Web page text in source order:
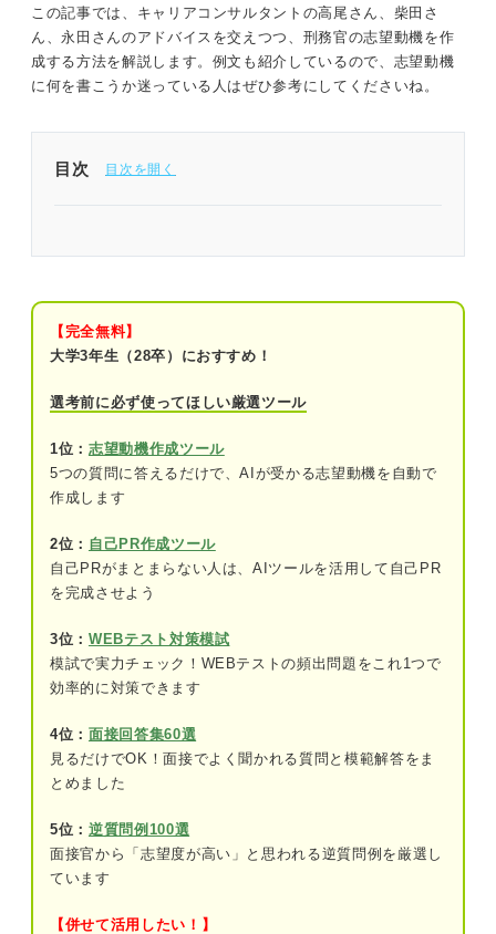
この記事では、キャリアコンサルタントの高尾さん、柴田さ
ん、永田さんのアドバイスを交えつつ、刑務官の志望動機を作
成する方法を解説します。例文も紹介しているので、志望動機
に何を書こうか迷っている人はぜひ参考にしてくださいね。
目次
志望動機を考える前に知っておきたい刑務官の基礎
知識
刑務官の配属先
①刑務所
②少年刑務所
刑務官の動向
事前にチェック！ 刑務官に求められる人物像
①正義感が強い
②立ち直ろうとする人を支えられる
③体力に自信がある
まずはここから！ 刑務官の志望動機を考える4ステ
ードを振り返る
【完全無料】
大学3年生（28卒）におすすめ！
選考前に必ず使ってほしい厳選ツール
1位： 志望動機作成ツール
5つの質問に答えるだけで、AIが受かる志望動機を自動で
作成します
2位： 自己PR作成ツール
自己PRがまとまらない人は、AIツールを活用して自己PR
を完成させよう
3位： WEBテスト対策模試
模試で実力チェック！WEBテストの頻出問題をこれ1つで
効率的に対策できます
4位： 面接回答集60選
見るだけでOK！面接でよく聞かれる質問と模範解答をま
とめました
5位： 逆質問例100選
面接官から「志望度が高い」と思われる逆質問例を厳選し
ています
【併せて活用したい！】